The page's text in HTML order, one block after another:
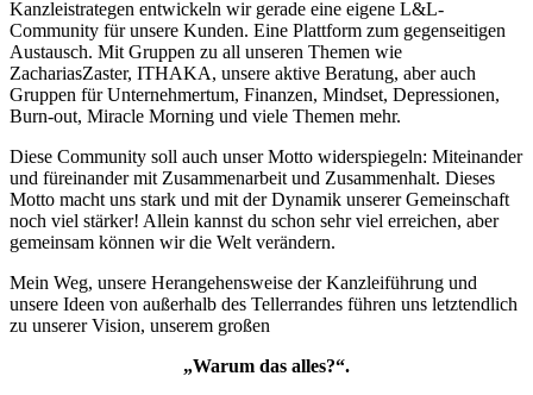
Kanzleistrategen entwickeln wir gerade eine eigene L&L-
Community für unsere Kunden. Eine Plattform zum gegenseitigen
Austausch. Mit Gruppen zu all unseren Themen wie
ZachariasZaster, ITHAKA, unsere aktive Beratung, aber auch
Gruppen für Unternehmertum, Finanzen, Mindset, Depressionen,
Burn-out, Miracle Morning und viele Themen mehr.
Diese Community soll auch unser Motto widerspiegeln: Miteinander
und füreinander mit Zusammenarbeit und Zusammenhalt. Dieses
Motto macht uns stark und mit der Dynamik unserer Gemeinschaft
noch viel stärker! Allein kannst du schon sehr viel erreichen, aber
gemeinsam können wir die Welt verändern.
Mein Weg, unsere Herangehensweise der Kanzleiführung und
unsere Ideen von außerhalb des Tellerrandes führen uns letztendlich
zu unserer Vision, unserem großen
„Warum das alles?“.